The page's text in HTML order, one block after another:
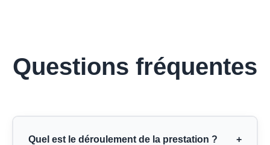
Questions fréquentes
Quel est le déroulement de la prestation ? +